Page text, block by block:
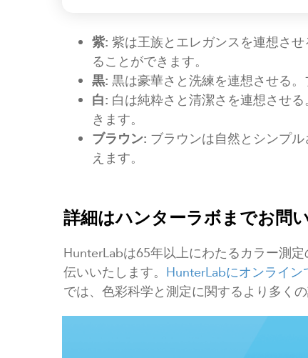
紫: 紫は王族とエレガンスを連想さ
ることができます。
黒: 黒は豪華さと洗練を連想させる。
白: 白は純粋さと清潔さを連想させ
きます。
ブラウン: ブラウンは自然とシンプ
えます。
詳細はハンターラボまでお問
HunterLabは65年以上にわたるカラー測
伝いいたします。 HunterLabにオンライ
では、色彩科学と測定に関するより多く